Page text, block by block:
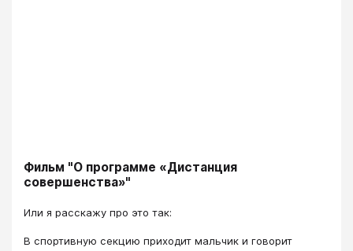
Фильм "О программе «Дистанция
совершенства»"
​​​​​​​Или я расскажу про это так:
В спортивную секцию приходит мальчик и говорит